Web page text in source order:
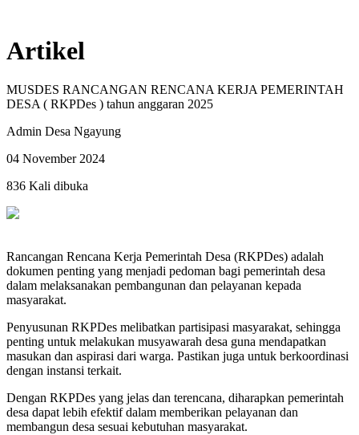
Artikel
MUSDES RANCANGAN RENCANA KERJA PEMERINTAH
DESA ( RKPDes ) tahun anggaran 2025
Admin Desa Ngayung
04 November 2024
836 Kali dibuka
Rancangan Rencana Kerja Pemerintah Desa (RKPDes) adalah
dokumen penting yang menjadi pedoman bagi pemerintah desa
dalam melaksanakan pembangunan dan pelayanan kepada
masyarakat.
Penyusunan RKPDes melibatkan partisipasi masyarakat, sehingga
penting untuk melakukan musyawarah desa guna mendapatkan
masukan dan aspirasi dari warga. Pastikan juga untuk berkoordinasi
dengan instansi terkait.
Dengan RKPDes yang jelas dan terencana, diharapkan pemerintah
desa dapat lebih efektif dalam memberikan pelayanan dan
membangun desa sesuai kebutuhan masyarakat.